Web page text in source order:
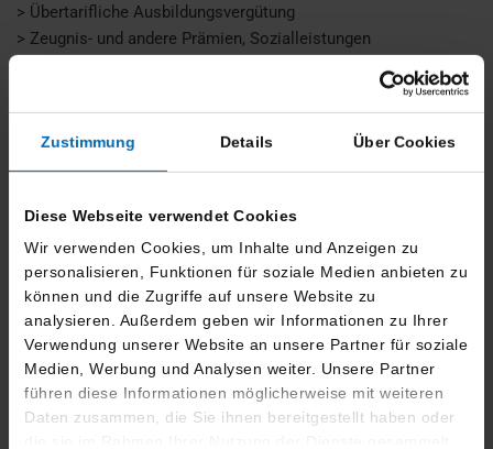
Zustimmung Details Über Cookies
Diese Webseite verwendet Cookies
Wir verwenden Cookies, um Inhalte und Anzeigen zu
personalisieren, Funktionen für soziale Medien anbieten zu
können und die Zugriffe auf unsere Website zu
analysieren. Außerdem geben wir Informationen zu Ihrer
Verwendung unserer Website an unsere Partner für soziale
Medien, Werbung und Analysen weiter. Unsere Partner
führen diese Informationen möglicherweise mit weiteren
Daten zusammen, die Sie ihnen bereitgestellt haben oder
> Übertarifliche Ausbildungsvergütung
> Zeugnis- und andere Prämien, Sozialleistungen
> Mitarbeiterrabatt beim Fahrzeugkauf, Reparatur, Teile und
Infos zur Bewerbung .
Diese Daten benötigst du, um dich per E-Mail /
Kontaktformular zu bewerben: